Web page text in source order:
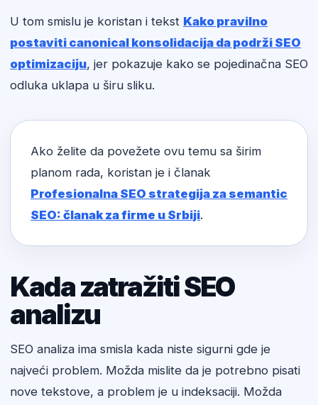
U tom smislu je koristan i tekst Kako pravilno
postaviti canonical konsolidacija da podrži SEO
optimizaciju, jer pokazuje kako se pojedinačna SEO
odluka uklapa u širu sliku.
Ako želite da povežete ovu temu sa širim
planom rada, koristan je i članak
Profesionalna SEO strategija za semantic
SEO: članak za firme u Srbiji.
Kada zatražiti SEO
analizu
SEO analiza ima smisla kada niste sigurni gde je
najveći problem. Možda mislite da je potrebno pisati
nove tekstove, a problem je u indeksaciji. Možda